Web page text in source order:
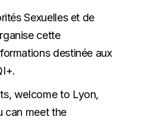
Sexuelles et de
cette
destinée aux
welcome to Lyon,
can meet the